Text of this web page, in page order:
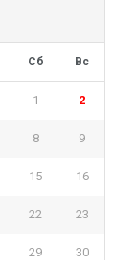
Сб Вс
1 2
8 9
15 16
22 23
29 30